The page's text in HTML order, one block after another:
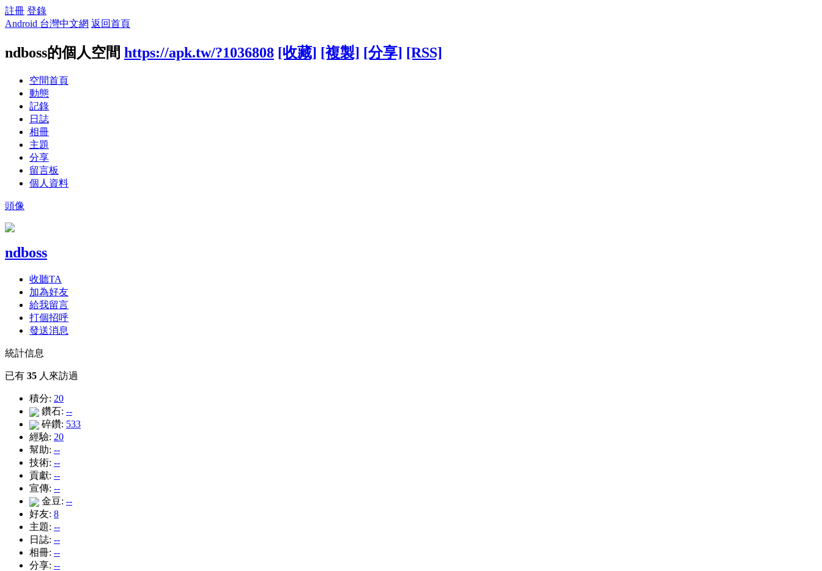
註冊 登錄
Android 台灣中文網 返回首頁
ndboss的個人空間 https://apk.tw/?1036808 [收藏] [複製] [分享] [RSS]
空間首頁
動態
記錄
日誌
相冊
主題
分享
留言板
個人資料
頭像
ndboss
收聽TA
加為好友
給我留言
打個招呼
發送消息
統計信息
已有 35 人來訪過
積分: 20
鑽石: --
碎鑽: 533
經驗: 20
幫助: --
技術: --
貢獻: --
宣傳: --
金豆: --
好友: 8
主題: --
日誌: --
相冊: --
分享: --